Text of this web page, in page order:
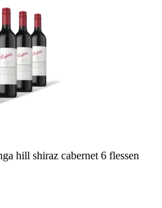
hill shiraz cabernet 6 flessen